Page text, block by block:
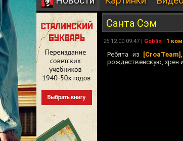
Санта Сэм
25.12.00 09:47 | Goblin | 1
Ребята из [CroaTeam]
рождественскую, хрен